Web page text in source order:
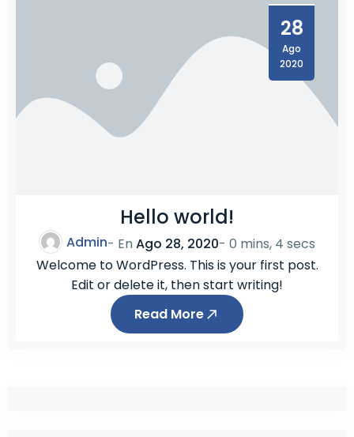
6
28
Ago
2020
Hello world!
Admin- EnAgo 28, 2020- 0 mins, 4 secs
Welcome to WordPress. This is your first post.
Edit or delete it, then start writing!
Read More